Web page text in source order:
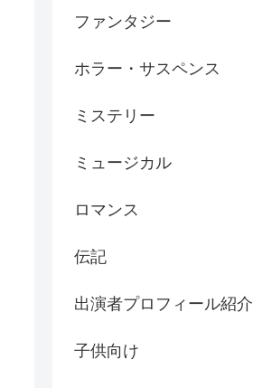
ファンタジー
ホラー・サスペンス
ミステリー
ミュージカル
ロマンス
伝記
出演者プロフィール紹介
子供向け